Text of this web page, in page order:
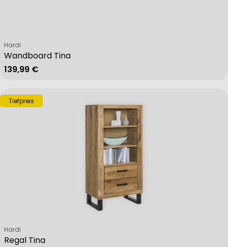
Wandboard Tina
Verkäufer:
Hardi
Regulärer Preis
139,99 €
Tiefpreis
Regal Tina
Verkäufer:
Hardi